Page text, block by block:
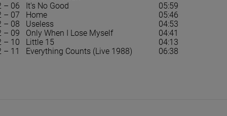
– 06
It's No Good
05:59
– 07
Home
05:46
– 08
Useless
04:53
– 09
Only When I Lose Myself
04:41
– 10
Little 15
04:13
– 11
Everything Counts (Live 1988) 06:38